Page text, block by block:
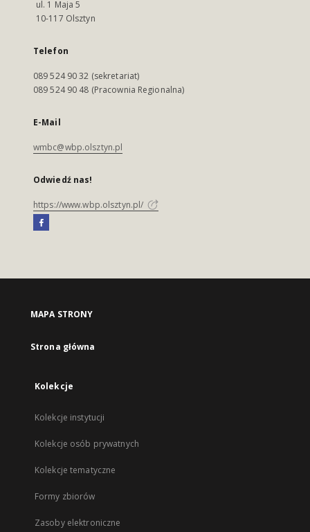
ul. 1 Maja 5
10-117 Olsztyn
Telefon
089 524 90 32 (sekretariat)
089 524 90 48 (Pracownia Regionalna)
E-Mail
wmbc@wbp.olsztyn.pl
Odwiedź nas!
https://www.wbp.olsztyn.pl/
MAPA STRONY
Strona główna
Kolekcje
Kolekcje instytucji
Kolekcje osób prywatnych
Kolekcje tematyczne
Formy zbiorów
Zasoby elektroniczne